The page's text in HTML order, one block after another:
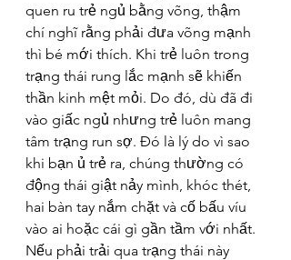
quen ru trẻ ngủ bằng võng, thậm
chí nghĩ rằng phải đưa võng mạnh
thì bé mới thích. Khi trẻ luôn trong
trạng thái rung lắc mạnh sẽ khiến
thần kinh mệt mỏi. Do đó, dù đã đi
vào giấc ngủ nhưng trẻ luôn mang
tâm trạng run sợ. Đó là lý do vì sao
khi bạn ủ trẻ ra, chúng thường có
động thái giật nảy mình, khóc thét,
hai bàn tay nắm chặt và cố bấu víu
vào ai hoặc cái gì gần tầm với nhất.
Nếu phải trải qua trạng thái này